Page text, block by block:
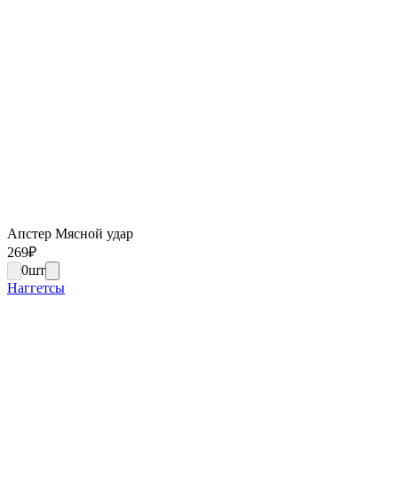
Апстер Мясной удар
269₽
0шт
Наггетсы